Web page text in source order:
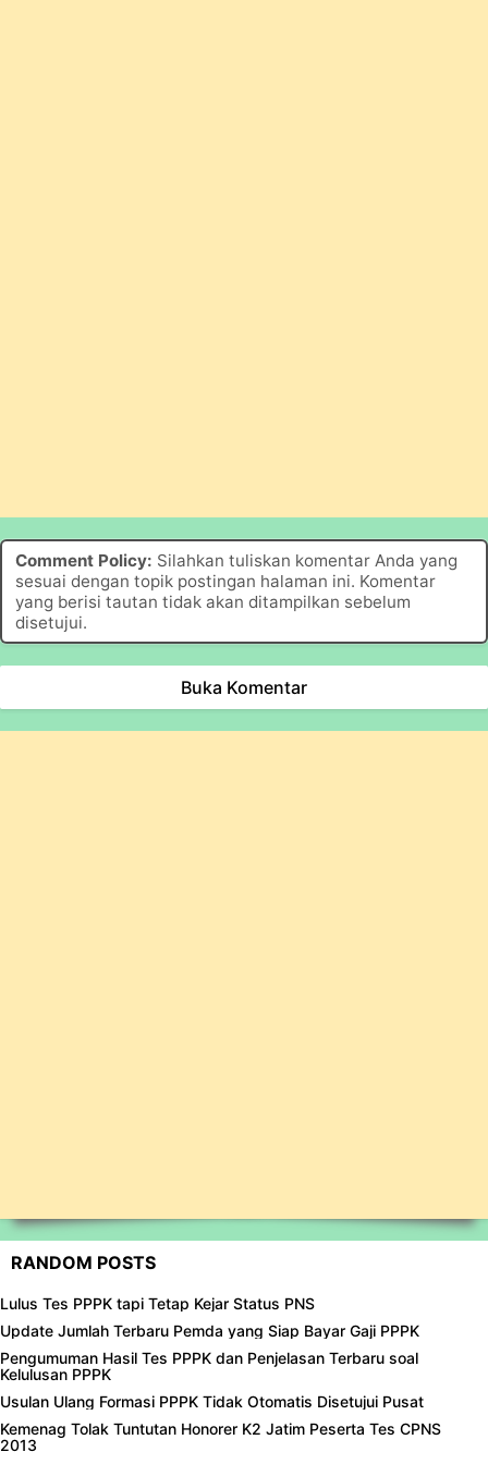
Comment Policy: Silahkan tuliskan komentar Anda yang
sesuai dengan topik postingan halaman ini. Komentar
yang berisi tautan tidak akan ditampilkan sebelum
disetujui.
Buka Komentar
RANDOM POSTS
Lulus Tes PPPK tapi Tetap Kejar Status PNS
Update Jumlah Terbaru Pemda yang Siap Bayar Gaji PPPK
Pengumuman Hasil Tes PPPK dan Penjelasan Terbaru soal
Kelulusan PPPK
Usulan Ulang Formasi PPPK Tidak Otomatis Disetujui Pusat
Kemenag Tolak Tuntutan Honorer K2 Jatim Peserta Tes CPNS
2013